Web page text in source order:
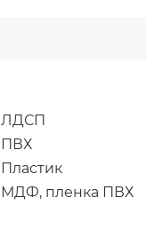
ЛДСП
ПВХ
Пластик
МДФ, пленка ПВХ